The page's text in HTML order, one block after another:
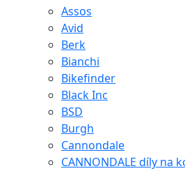
Assos
Avid
Berk
Bianchi
Bikefinder
Black Inc
BSD
Burgh
Cannondale
CANNONDALE díly na